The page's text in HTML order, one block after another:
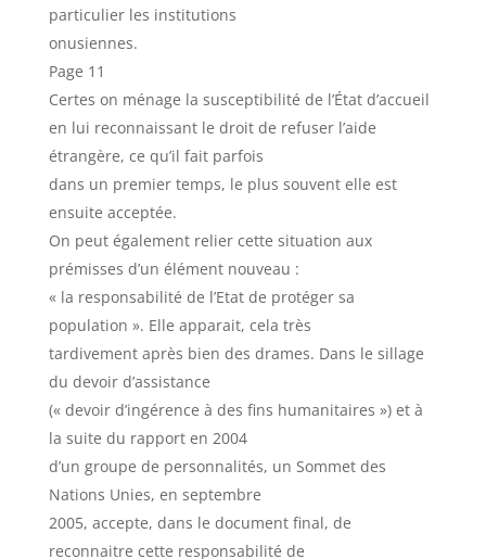
particulier les institutions
onusiennes.
Page 11
Certes on ménage la susceptibilité de l’État d’accueil
en lui reconnaissant le droit de refuser l’aide
étrangère, ce qu’il fait parfois
dans un premier temps, le plus souvent elle est
ensuite acceptée.
On peut également relier cette situation aux
prémisses d’un élément nouveau :
« la responsabilité de l’Etat de protéger sa
population ». Elle apparait, cela très
tardivement après bien des drames. Dans le sillage
du devoir d’assistance
(« devoir d’ingérence à des fins humanitaires ») et à
la suite du rapport en 2004
d’un groupe de personnalités, un Sommet des
Nations Unies, en septembre
2005, accepte, dans le document final, de
reconnaitre cette responsabilité de